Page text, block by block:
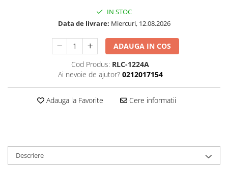
IN STOC
Data de livrare: Miercuri, 12.08.2026
ADAUGA IN COS
Cod Produs: RLC-1224A
Ai nevoie de ajutor? 0212017154
Adauga la Favorite Cere informatii
Descriere